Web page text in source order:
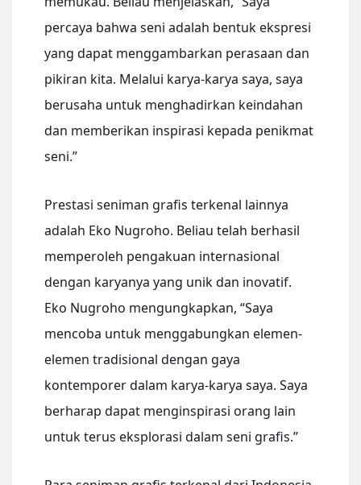
percaya bahwa seni adalah bentuk ekspresi
yang dapat menggambarkan perasaan dan
pikiran kita. Melalui karya-karya saya, saya
berusaha untuk menghadirkan keindahan
dan memberikan inspirasi kepada penikmat
seni.”
Prestasi seniman grafis terkenal lainnya
adalah Eko Nugroho. Beliau telah berhasil
memperoleh pengakuan internasional
dengan karyanya yang unik dan inovatif.
Eko Nugroho mengungkapkan, “Saya
mencoba untuk menggabungkan elemen-
elemen tradisional dengan gaya
kontemporer dalam karya-karya saya. Saya
berharap dapat menginspirasi orang lain
untuk terus eksplorasi dalam seni grafis.”